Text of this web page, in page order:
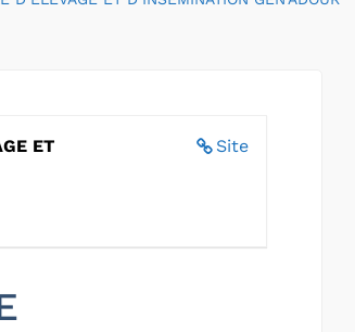
Site
ET